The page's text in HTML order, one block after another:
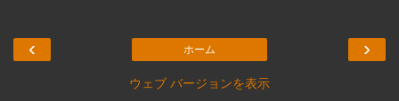
‹ ›
ホーム
ウェブ バージョンを表示